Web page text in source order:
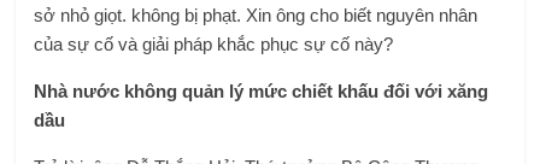
sở nhỏ giọt. không bị phạt. Xin ông cho biết nguyên nhân
của sự cố và giải pháp khắc phục sự cố này?
Nhà nước không quản lý mức chiết khấu đối với xăng
dầu